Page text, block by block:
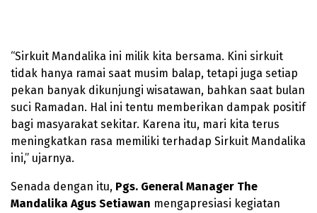
“Sirkuit Mandalika ini milik kita bersama. Kini sirkuit
tidak hanya ramai saat musim balap, tetapi juga setiap
pekan banyak dikunjungi wisatawan, bahkan saat bulan
suci Ramadan. Hal ini tentu memberikan dampak positif
bagi masyarakat sekitar. Karena itu, mari kita terus
meningkatkan rasa memiliki terhadap Sirkuit Mandalika
ini,” ujarnya.
Senada dengan itu, Pgs. General Manager The
Mandalika Agus Setiawan mengapresiasi kegiatan